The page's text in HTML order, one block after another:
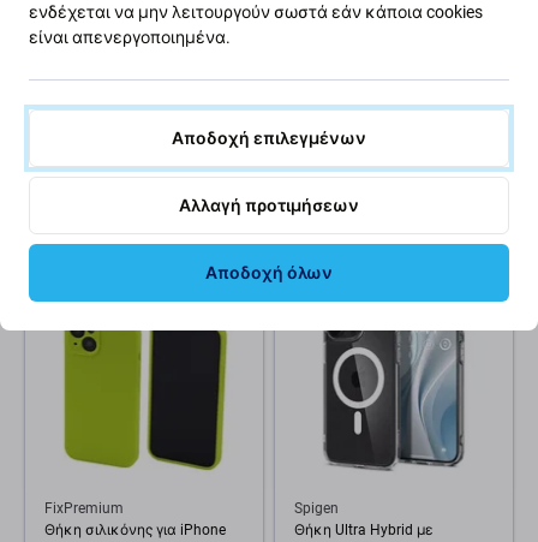
iPhone 13 & 14, Μαύρο, Black,
6,03 €
ΑΝΑΜΕΝΌΜΕΝΑ 7 τεμ,
14 Pro, Transparent,
FixPremium
ΣΕ ΑΠΌΘΕΜΑ 1 τεμ
FixPremium
Θήκη σιλικόνης για iPhone
Spigen
Θήκη Ultra Hybrid με
ενδέχεται να μην λειτουργούν σωστά εάν κάποια cookies
είναι απενεργοποιημένα.
Αποδοχή επιλεγμένων
Αλλαγή προτιμήσεων
Αποδοχή όλων